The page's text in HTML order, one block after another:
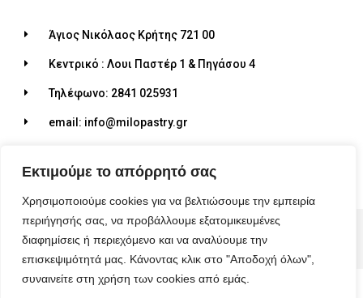
Εκτιμούμε το απόρρητό σας
Χρησιμοποιούμε cookies για να βελτιώσουμε την εμπειρία
περιήγησής σας, να προβάλλουμε εξατομικευμένες
διαφημίσεις ή περιεχόμενο και να αναλύουμε την
επισκεψιμότητά μας. Κάνοντας κλικ στο "Αποδοχή όλων",
συναινείτε στη χρήση των cookies από εμάς.
Άγιος Νικόλαος Κρήτης 721 00
Κεντρικό : Λουι Παστέρ 1 & Πηγάσου 4
Τηλέφωνο: 2841 025931
email: info@milopastry.gr
© 2026 ALL RIGHTS RESERVED​